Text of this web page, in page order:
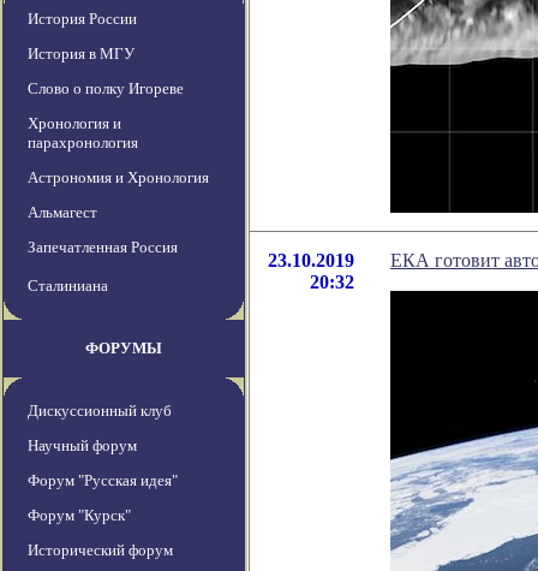
История России
История в МГУ
Слово о полку Игореве
Хронология и
парахронология
Астрономия и Хронология
Альмагест
Запечатленная Россия
Сталиниана
ФОРУМЫ
Дискуссионный клуб
Научный форум
Форум "Русская идея"
Форум "Курск"
Исторический форум
23.10.2019
20:32
ЕКА готовит